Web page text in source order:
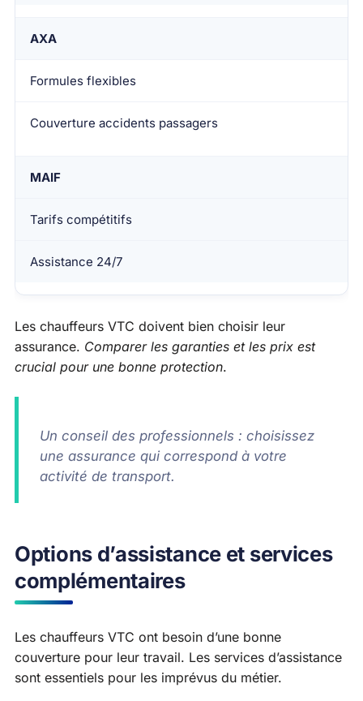
AXA
Formules flexibles
Couverture accidents passagers
MAIF
Tarifs compétitifs
Assistance 24/7
Les chauffeurs VTC doivent bien choisir leur
assurance. Comparer les garanties et les prix est
crucial pour une bonne protection.
Un conseil des professionnels : choisissez
une assurance qui correspond à votre
activité de transport.
Options d’assistance et services
complémentaires
Les chauffeurs VTC ont besoin d’une bonne
couverture pour leur travail. Les services d’assistance
sont essentiels pour les imprévus du métier.